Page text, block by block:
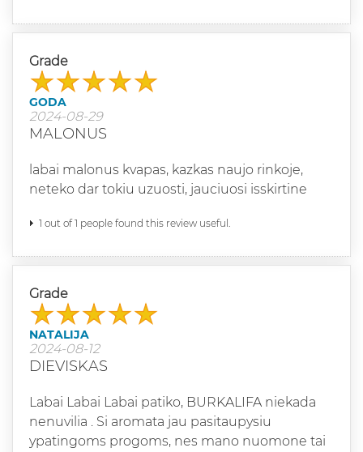
Grade
GODA
2024-08-29
MALONUS
labai malonus kvapas, kazkas naujo rinkoje,
neteko dar tokiu uzuosti, jauciuosi isskirtine
1 out of 1 people found this review useful.
Grade
NATALIJA
2024-08-12
DIEVISKAS
Labai Labai Labai patiko, BURKALIFA niekada
nenuvilia . Si aromata jau pasitaupysiu
ypatingoms progoms, nes mano nuomone tai